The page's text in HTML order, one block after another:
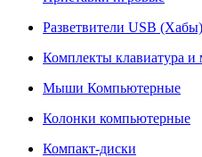
Разветвители USB (Хабы)
Комплекты клавиатура
Мыши Компьютерные
Колонки компьютерные
Компакт-диски